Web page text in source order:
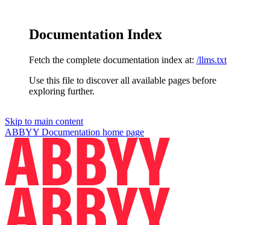
Documentation Index
Fetch the complete documentation index at: /llms.txt
Use this file to discover all available pages before
exploring further.
Skip to main content
ABBYY Documentation home page